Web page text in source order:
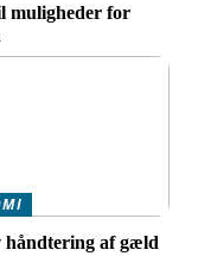
muligheder for
håndtering af gæld